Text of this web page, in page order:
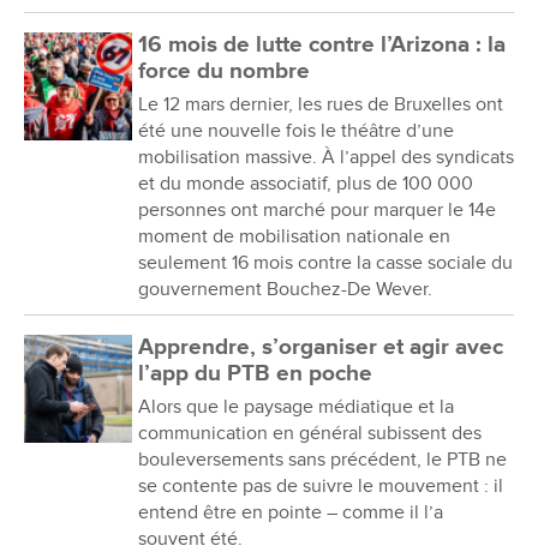
16 mois de lutte contre l’Arizona : la
force du nombre
Le 12 mars dernier, les rues de Bruxelles ont
été une nouvelle fois le théâtre d’une
mobilisation massive. À l’appel des syndicats
et du monde associatif, plus de 100 000
personnes ont marché pour marquer le 14e
moment de mobilisation nationale en
seulement 16 mois contre la casse sociale du
gouvernement Bouchez-De Wever.
Apprendre, s’organiser et agir avec
l’app du PTB en poche
Alors que le paysage médiatique et la
communication en général subissent des
bouleversements sans précédent, le PTB ne
se contente pas de suivre le mouvement : il
entend être en pointe – comme il l’a
souvent été.